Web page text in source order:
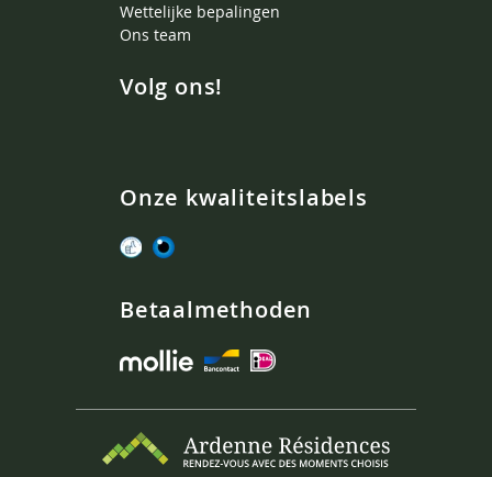
Wettelijke bepalingen
Ons team
Volg ons!
Onze kwaliteitslabels
Betaalmethoden